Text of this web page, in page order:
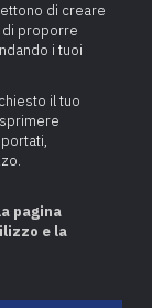
di creare
di proporre
i tuoi
il tuo
pagina
e la